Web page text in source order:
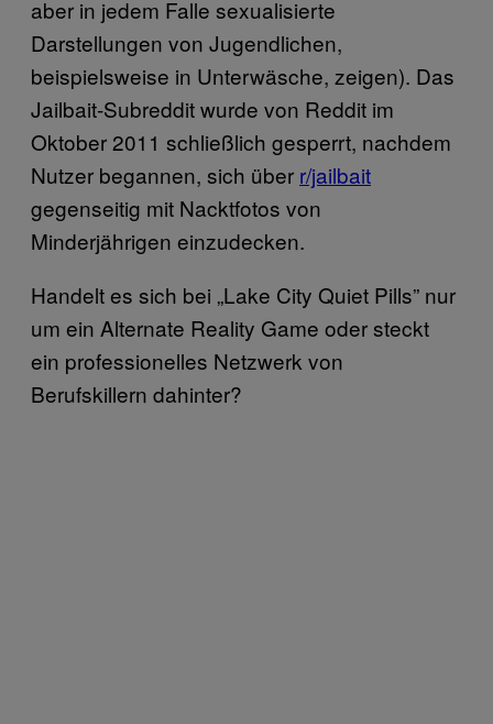
aber in jedem Falle sexualisierte
Darstellungen von Jugendlichen,
beispielsweise in Unterwäsche, zeigen). Das
Jailbait-Subreddit wurde von Reddit im
Oktober 2011 schließlich gesperrt, nachdem
Nutzer begannen, sich über r/jailbait
gegenseitig mit Nacktfotos von
Minderjährigen einzudecken.
Handelt es sich bei „Lake City Quiet Pills” nur
um ein Alternate Reality Game oder steckt
ein professionelles Netzwerk von
Berufskillern dahinter?